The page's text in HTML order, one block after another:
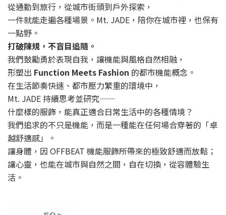
從通勤到旅行，從城市街頭到戶外探索，
一件就能走遍各種場景。Mt. JADE，陪你在城市裡，也保有
一點野。
打破陳規，不盲目追隨。
我們鼓勵勇於表現自我，讓機能與風格自然相融，
形塑出 Function Meets Fashion 的都市機能概念。
在生活節奏快速、都市壓力繁重的環境中，
Mt. JADE 持續思考並研究——
什麼樣的服飾，能真正適合日常生活中的各種情境？
我們追求的不只是機能，而是一種能在任何場合穿著的「卓
越舒適感」。
讓身體，因 OFFBEAT 機能服飾所帶來的極致舒適而放鬆；
讓心靈，也能在城市與自然之間，自在切換，從容體驗生
活。